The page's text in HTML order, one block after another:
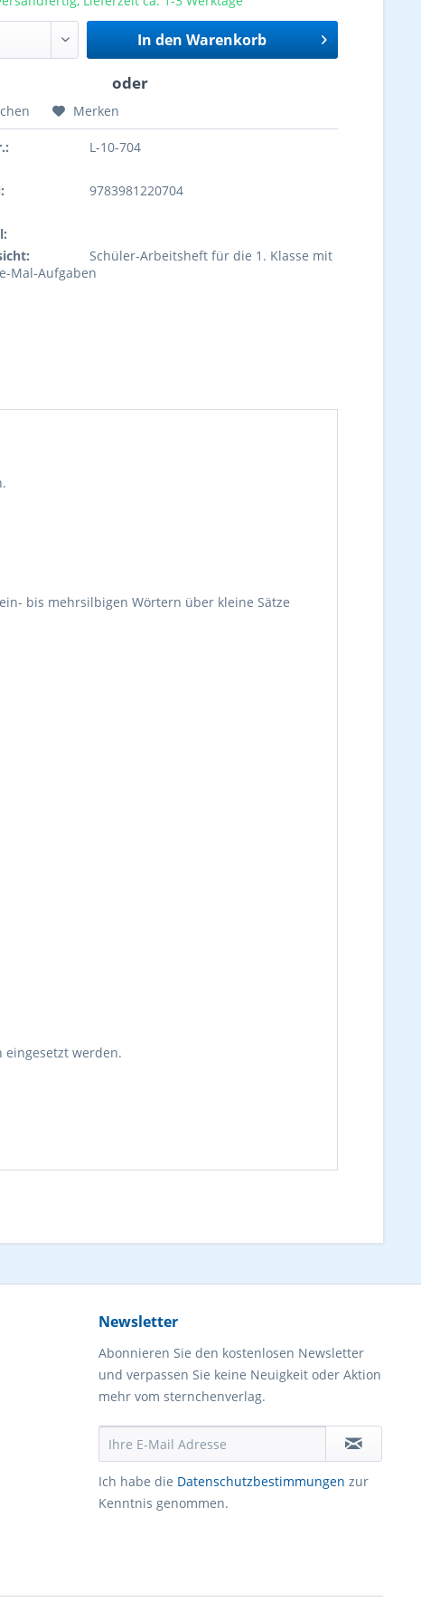
In den Warenkorb
Merken
L-10-704
9783981220704
Schüler-Arbeitsheft für die 1. Klasse mit
Mal-Aufgaben
bis mehrsilbigen Wörtern über kleine Sätze
eingesetzt werden.
Newsletter
Abonnieren Sie den kostenlosen Newsletter
und verpassen Sie keine Neuigkeit oder Aktion
mehr vom sternchenverlag.
Ich habe die Datenschutzbestimmungen zur
Kenntnis genommen.